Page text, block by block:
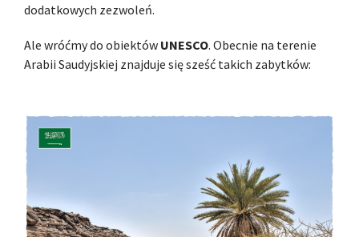
dodatkowych zezwoleń.
Ale wróćmy do obiektów UNESCO. Obecnie na terenie
Arabii Saudyjskiej znajduje się sześć takich zabytków: